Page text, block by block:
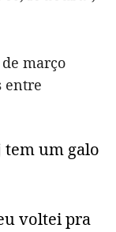
março
entre
tem um galo
voltei pra